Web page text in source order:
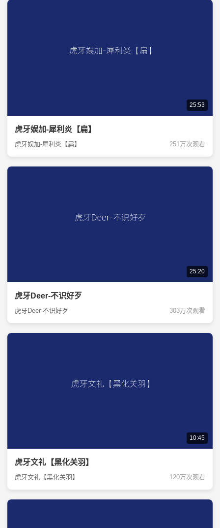
25:53
虎牙娱加-犀利炎【扁】
虎牙娱加-犀利炎【扁】 251万次观看
25:20
虎牙Deer-不识好歹
虎牙Deer-不识好歹 303万次观看
10:45
虎牙文礼【黑化关羽】
虎牙文礼【黑化关羽】 120万次观看